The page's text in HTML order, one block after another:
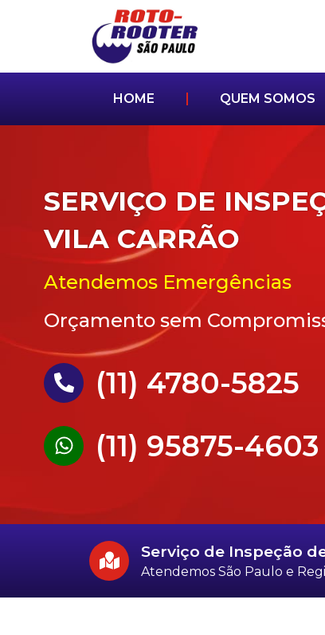
HOME QUEM SOMOS
SERVIÇO DE
VILA CARRÃO
Atendemos Emergências
Orçamento sem
(11) 4780-5825
(11) 95875-4603
Serviço de Inspeção
Atendemos São Paulo e